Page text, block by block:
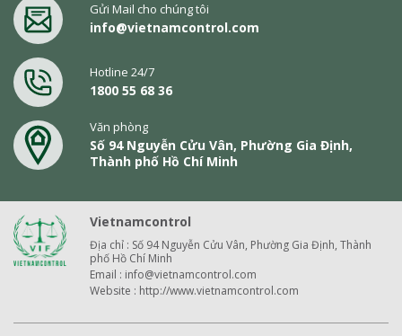
Gửi Mail cho chúng tôi
info@vietnamcontrol.com
Hotline 24/7
1800 55 68 36
Văn phòng
Số 94 Nguyễn Cửu Vân, Phường Gia Định,
Thành phố Hồ Chí Minh
Vietnamcontrol
Địa chỉ : Số 94 Nguyễn Cửu Vân, Phường Gia Định, Thành
phố Hồ Chí Minh
Email : info@vietnamcontrol.com
Website : http://www.vietnamcontrol.com